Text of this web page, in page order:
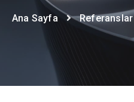
Ana Sayfa Referanslar